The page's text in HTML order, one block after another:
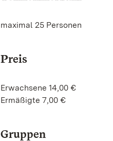
maximal 25 Personen
Preis
Erwachsene 14,00 €
Ermäßigte 7,00 €
Gruppen